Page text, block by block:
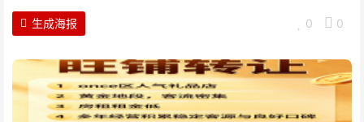
0 0
生成海报